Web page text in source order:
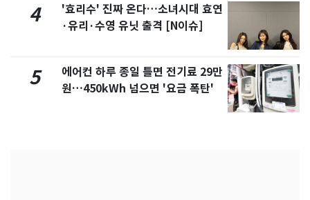
4
'효리수' 진짜 온다…소녀시대 효연
·유리·수영 유닛 출격 [N이슈]
5
에어컨 하루 종일 틀면 전기료 29만
원…450kWh 넘으면 '요금 폭탄'